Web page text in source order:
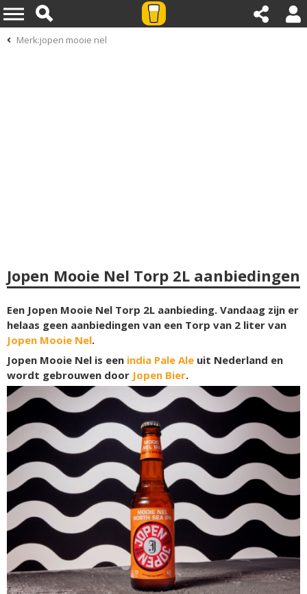
Merk:jopen mooie nel
Jopen Mooie Nel Torp 2L aanbiedingen
Een Jopen Mooie Nel Torp 2L aanbieding. Vandaag zijn er
helaas geen aanbiedingen van een Torp van 2 liter van
Jopen Mooie Nel.
Jopen Mooie Nel is een india Pale Ale uit Nederland en
wordt gebrouwen door Jopen Bier.